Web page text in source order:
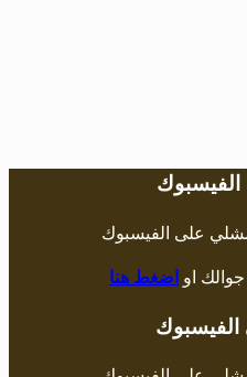
جوالك او اضغط هنا